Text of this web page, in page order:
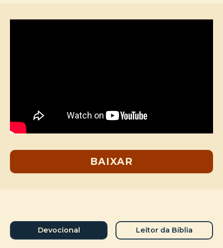
BAIXAR
Devocional Leitor da Bíblia